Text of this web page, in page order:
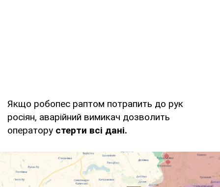
Якщо робопес раптом потрапить до рук
росіян, аварійний вимикач дозволить
оператору стерти всі дані.